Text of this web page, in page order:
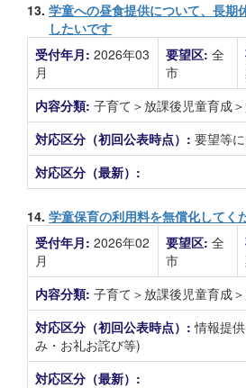
13. 学童への昼食提供について、長期
したいです
受付年月: 2026年03
月
要望区: 全
市
内容分類: 子育て＞放課後児童育成
対応区分（初回公表時点）: 要望等
対応区分（最新）:
14. 学童保育の利用料を無償化してく
受付年月: 2026年02
月
要望区: 全
市
内容分類: 子育て＞放課後児童育成
対応区分（初回公表時点）:情報提
み・お礼お詫び等)
対応区分（最新）: